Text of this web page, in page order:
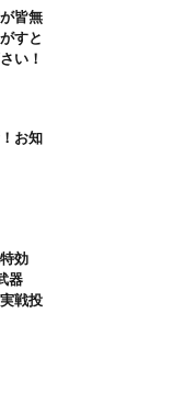
皆無
すと
い！
お知
効
器
戦投